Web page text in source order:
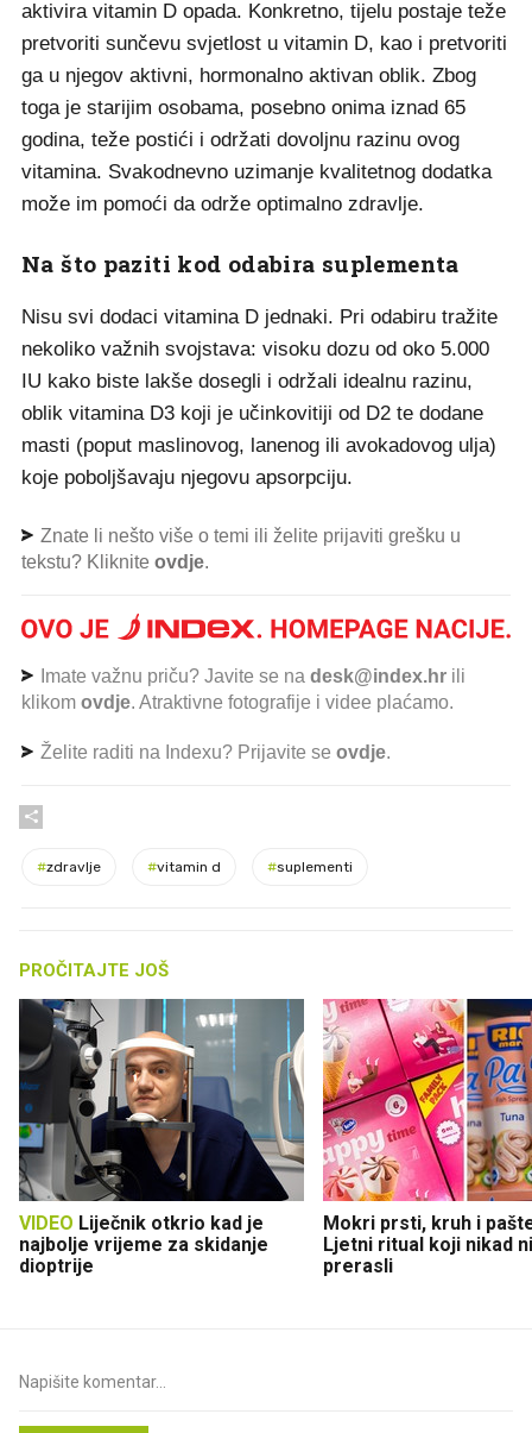
aktivira vitamin D opada. Konkretno, tijelu postaje teže
pretvoriti sunčevu svjetlost u vitamin D, kao i pretvoriti
ga u njegov aktivni, hormonalno aktivan oblik. Zbog
toga je starijim osobama, posebno onima iznad 65
godina, teže postići i održati dovoljnu razinu ovog
vitamina. Svakodnevno uzimanje kvalitetnog dodatka
može im pomoći da održe optimalno zdravlje.
Na što paziti kod odabira suplementa
Nisu svi dodaci vitamina D jednaki. Pri odabiru tražite
nekoliko važnih svojstava: visoku dozu od oko 5.000
IU kako biste lakše dosegli i održali idealnu razinu,
oblik vitamina D3 koji je učinkovitiji od D2 te dodane
masti (poput maslinovog, lanenog ili avokadovog ulja)
koje poboljšavaju njegovu apsorpciju.
Znate li nešto više o temi ili želite prijaviti grešku u
tekstu? Kliknite ovdje.
Imate važnu priču? Javite se na desk@index.hr ili
klikom ovdje. Atraktivne fotografije i videe plaćamo.
Želite raditi na Indexu? Prijavite se ovdje.
#zdravlje #vitamin d #suplementi
PROČITAJTE JOŠ
VIDEO
najbolje vrijeme za skidanje
dioptrije
Mokri prsti, kruh i
Ljetni ritual koji nikad
prerasli